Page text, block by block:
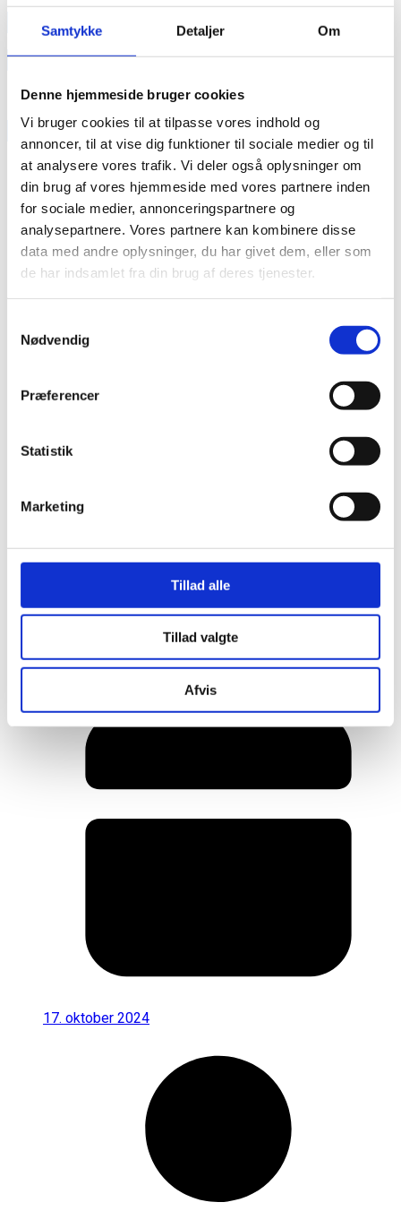
Samtykke Detaljer Om
Denne hjemmeside bruger cookies
Vi bruger cookies til at tilpasse vores indhold og
annoncer, til at vise dig funktioner til sociale medier og til
at analysere vores trafik. Vi deler også oplysninger om
din brug af vores hjemmeside med vores partnere inden
for sociale medier, annonceringspartnere og
analysepartnere. Vores partnere kan kombinere disse
data med andre oplysninger, du har givet dem, eller som
de har indsamlet fra din brug af deres tjenester.
Nødvendig
Præferencer
Statistik
Marketing
Tillad alle
Tillad valgte
Afvis
annonce
Like us
RAINBOW BUSINESS DENMARK
Her er alle vinderne fra årets Danish
Rainbow Awards
17. oktober 2024